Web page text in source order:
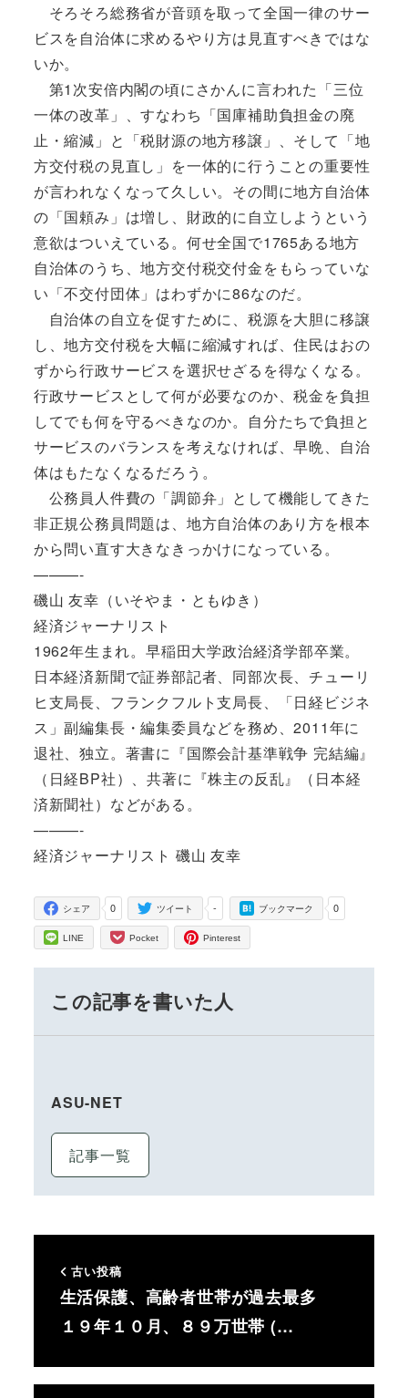
そろそろ総務省が音頭を取って全国一律のサー
ビスを自治体に求めるやり方は見直すべきではな
いか。
第1次安倍内閣の頃にさかんに言われた「三位
一体の改革」、すなわち「国庫補助負担金の廃
止・縮減」と「税財源の地方移譲」、そして「地
方交付税の見直し」を一体的に行うことの重要性
が言われなくなって久しい。その間に地方自治体
の「国頼み」は増し、財政的に自立しようという
意欲はついえている。何せ全国で1765ある地方
自治体のうち、地方交付税交付金をもらっていな
い「不交付団体」はわずかに86なのだ。
自治体の自立を促すために、税源を大胆に移譲
し、地方交付税を大幅に縮減すれば、住民はおの
ずから行政サービスを選択せざるを得なくなる。
行政サービスとして何が必要なのか、税金を負担
してでも何を守るべきなのか。自分たちで負担と
サービスのバランスを考えなければ、早晩、自治
体はもたなくなるだろう。
公務員人件費の「調節弁」として機能してきた
非正規公務員問題は、地方自治体のあり方を根本
から問い直す大きなきっかけになっている。
———-
磯山 友幸（いそやま・ともゆき）
経済ジャーナリスト
1962年生まれ。早稲田大学政治経済学部卒業。
日本経済新聞で証券部記者、同部次長、チューリ
ヒ支局長、フランクフルト支局長、「日経ビジネ
ス」副編集長・編集委員などを務め、2011年に
退社、独立。著書に『国際会計基準戦争 完結編』
（日経BP社）、共著に『株主の反乱』（日本経
済新聞社）などがある。
———-
経済ジャーナリスト 磯山 友幸
0
シェア -
ツイート 0
ブックマーク
LINE Pocket Pinterest
この記事を書いた人
ASU-NET
記事一覧
古い投稿
生活保護、高齢者世帯が過去最多
１９年１０月、８９万世帯 (…